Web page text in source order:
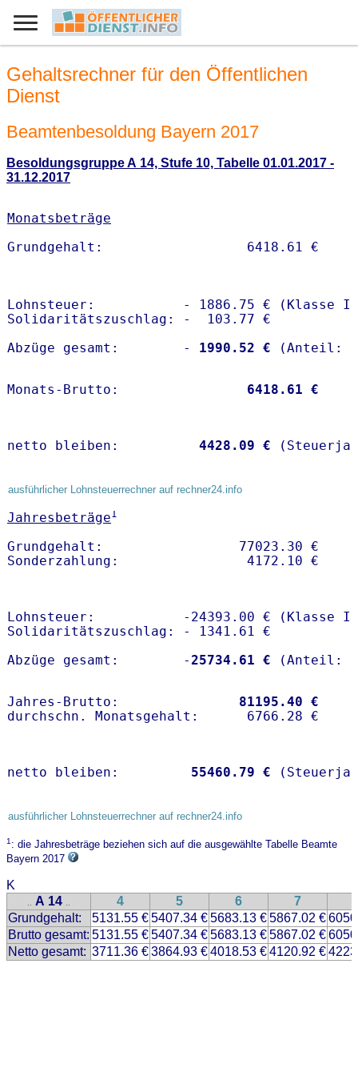
Gehaltsrechner für den Öffentlichen
Dienst
Beamtenbesoldung Bayern 2017
Besoldungsgruppe A 14, Stufe 10, Tabelle 01.01.2017 -
31.12.2017
Monatsbeträge
Lohnsteuer:           - 1886.75 € (Klasse I)
Solidaritätszuschlag: -  103.77 €
Abzüge gesamt:        -
1990.52 €
Monats-Brutto: 6418.61 €
netto bleiben: 4428.09 €
ausführlicher Lohnsteuerrechner auf rechner24.info
Jahresbeträge1
Grundgehalt:                 77023.30 €
Lohnsteuer:           -24393.00 € (Klasse I)
Solidaritätszuschlag: - 1341.61 €
Abzüge gesamt:        -25734.61 €
Jahres-Brutto: 81195.40 €
netto bleiben: 55460.79 €
ausführlicher Lohnsteuerrechner auf rechner24.info
1: die Jahresbeträge beziehen sich auf die ausgewählte Tabelle Beamte
Bayern 2017
K
.. A 14 .. 4 5 6 7
Grundgehalt:
5131.55 €5407.34 €5683.13 €5867.02 €
Brutto gesamt: 5131.55 €5407.34 €5683.13 €5867.02 €
Netto gesamt: 3711.36 €3864.93 €4018.53 €4120.92 €